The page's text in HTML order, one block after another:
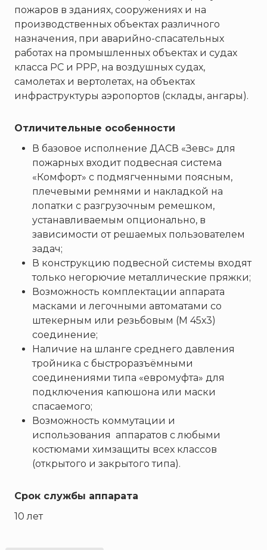
Магазин 01
Магнито-Контакт
МИГ
Неизвестный производитель
Полисервис
Прибор
Ратоборец
РУБЕЖ
Русинтэк
Сalisia Vulcan
Спектрон НПО
Спецавтоматика
Специнформатика-СИ
Спецприбор
ТЕМПЕРО
Феникс
Элемент
Эридан
ЮНИТЕСТ
Ярпожинвест
пожаров в зданиях, сооружениях и на
производственных объектах различного
назначения, при аварийно-спасательных
работах на промышленных объектах и судах
класса РС и РРР, на воздушных судах,
самолетах и вертолетах, на объектах
инфраструктуры аэропортов (склады, ангары).
Отличительные особенности
В базовое исполнение ДАСВ «Зевс» для
пожарных входит подвесная система
«Комфорт» с подмягченными поясным,
плечевыми ремнями и накладкой на
лопатки с разгрузочным ремешком,
устанавливаемым опционально, в
зависимости от решаемых пользователем
задач;
В конструкцию подвесной системы входят
только негорючие металлические пряжки;
Возможность комплектации аппарата
масками и легочными автоматами со
штекерным или резьбовым (М 45х3)
соединение;
Наличие на шланге среднего давления
тройника с быстроразъёмными
соединениями типа «евромуфта» для
подключения капюшона или маски
спасаемого;
Возможность коммутации и
использования аппаратов с любыми
костюмами химзащиты всех классов
(открытого и закрытого типа).
Срок службы аппарата
10 лет